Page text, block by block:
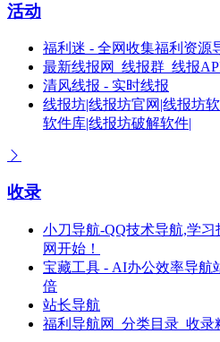
活动
福利迷 - 全网收集福利资源
最新线报网_线报群_线报
清风线报 - 实时线报
线报坊|线报坊官网|线报坊
软件库|线报坊破解软件|
收录
小刀导航-QQ技术导航,学
网开始！
宝藏工具 - AI办公效率导航
倍
站长导航
福利导航网_分类目录_收录